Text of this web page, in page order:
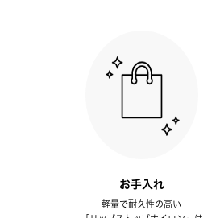
お手入れ
軽量で耐久性の高い